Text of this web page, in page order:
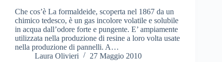
Che cos’è La formaldeide, scoperta nel 1867 da un
chimico tedesco, è un gas incolore volatile e solubile
in acqua dall’odore forte e pungente. E’ ampiamente
utilizzata nella produzione di resine a loro volta usate
nella produzione di pannelli. A…
Laura Olivieri
27 Maggio 2010